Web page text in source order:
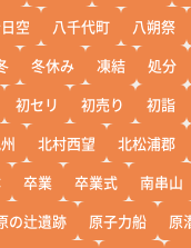
空 八千代町 八朔祭
冬休み 凍結 処分
初セリ 初売り 初詣
北村西望 北松浦郡
卒業 卒業式 南串山
の辻遺跡 原子力船 原